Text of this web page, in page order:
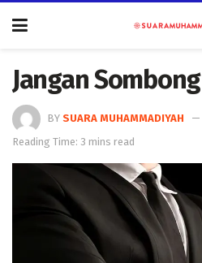
Jangan Sombong
BY SUARA MUHAMMADIYAH
Reading Time: 3 mins read